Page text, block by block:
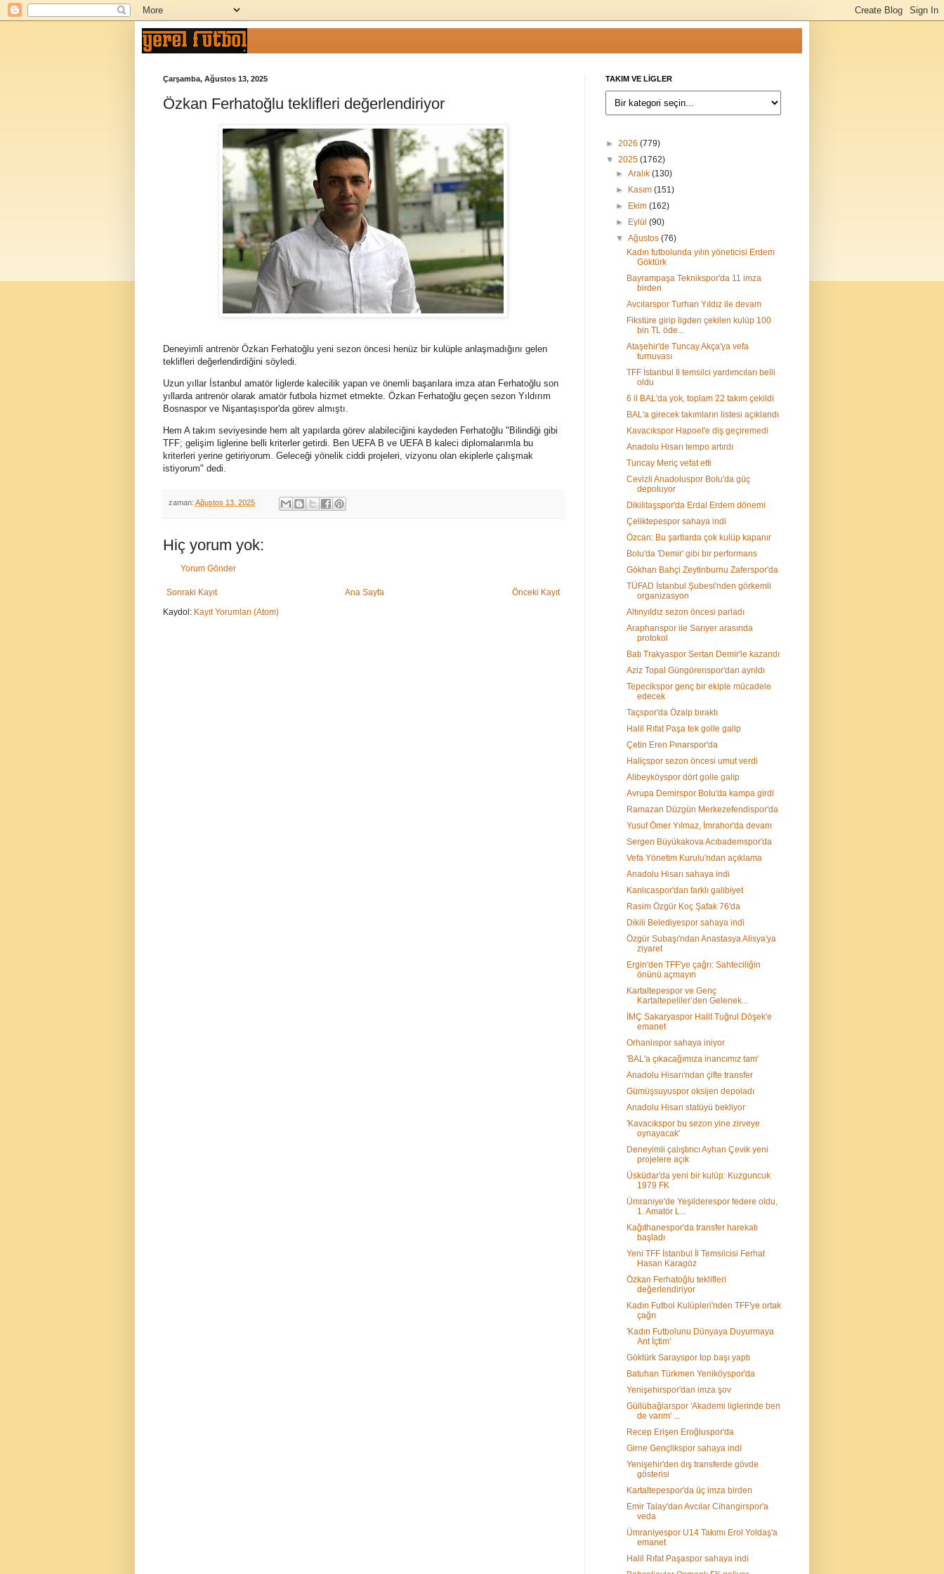
Çarşamba, Ağustos 13, 2025
Özkan Ferhatoğlu teklifleri değerlendiriyor
Deneyimli antrenör Özkan Ferhatoğlu yeni sezon öncesi henüz bir kulüple anlaşmadığını gelen
teklifleri değerlendirdiğini söyledi.
Uzun yıllar İstanbul amatör liglerde kalecilik yapan ve önemli başarılara imza atan Ferhatoğlu son
yıllarda antrenör olarak amatör futbola hizmet etmekte. Özkan Ferhatoğlu geçen sezon Yıldırım
Bosnaspor ve Nişantaşıspor'da görev almıştı.
Hem A takım seviyesinde hem alt yapılarda görev alabileciğini kaydeden Ferhatoğlu "Bilindiği gibi
TFF; gelişim liglerine belli kriterler getirdi. Ben UEFA B ve UEFA B kaleci diplomalarımla bu
kriterleri yerine getiriyorum. Geleceği yönelik ciddi projeleri, vizyonu olan ekiplerle çalışmak
istiyorum" dedi.
zaman: Ağustos 13, 2025
Hiç yorum yok:
Yorum Gönder
Sonraki Kayıt Önceki Kayıt
Ana Sayfa
Kaydol: Kayıt Yorumları (Atom)
TAKIM VE LİGLER
► 2026 (779)
▼ 2025 (1762)
►Aralık(130)
►
Kasım(151)
►
Ekim(162)
►
Eylül(90)
▼Ağustos(76)
Kadın futbolunda yılın yöneticisi Erdem
Göktürk
Bayrampaşa Teknikspor'da 11 imza
birden
Avcılarspor Turhan Yıldız ile devam
Fikstüre girip ligden çekilen kulüp 100
bin TL öde...
Ataşehir'de Tuncay Akça'ya vefa
turnuvası
TFF İstanbul İl temsilci yardımcıları belli
oldu
6 il BAL'da yok, toplam 22 takım çekildi
BAL'a girecek takımların listesi açıklandı
Kavacıkspor Hapoel'e diş geçiremedi
Anadolu Hisarı tempo artırdı
Tuncay Meriç vefat etti
Cevizli Anadoluspor Bolu'da güç
depoluyor
Dikilitaşspor'da Erdal Erdem dönemi
Çeliktepespor sahaya indi
Özcan: Bu şartlarda çok kulüp kapanır
Bolu'da 'Demir' gibi bir performans
Gökhan Bahçi Zeytinburnu Zaferspor'da
TÜFAD İstanbul Şubesi'nden görkemli
organizasyon
Altınyıldız sezon öncesi parladı
Araphanspor ile Sarıyer arasında
protokol
Batı Trakyaspor Sertan Demir'le kazandı
Aziz Topal Güngörenspor'dan ayrıldı
Tepecikspor genç bir ekiple mücadele
edecek
Taçspor'da Özalp bıraktı
Halil Rıfat Paşa tek golle galip
Çetin Eren Pınarspor'da
Haliçspor sezon öncesi umut verdi
Alibeyköyspor dört golle galip
Avrupa Demirspor Bolu'da kampa girdi
Ramazan Düzgün Merkezefendispor'da
Yusuf Ömer Yılmaz, İmrahor'da devam
Sergen Büyükakova Acıbademspor'da
Vefa Yönetim Kurulu'ndan açıklama
Anadolu Hisarı sahaya indi
Kanlıcaspor'dan farklı galibiyet
Rasim Özgür Koç Şafak 76'da
Dikili Belediyespor sahaya indi
Özgür Subaşı'ndan Anastasya Alisya'ya
ziyaret
Ergin'den TFF'ye çağrı: Sahteciliğin
önünü açmayın
Kartaltepespor ve Genç
Kartaltepeliler’den Gelenek...
İMÇ Sakaryaspor Halit Tuğrul Döşek'e
emanet
Orhanlıspor sahaya iniyor
'BAL'a çıkacağımıza inancımız tam'
Anadolu Hisarı'ndan çifte transfer
Gümüşsuyuspor oksijen depoladı
Anadolu Hisarı statüyü bekliyor
'Kavacıkspor bu sezon yine zirveye
oynayacak'
Deneyimli çalıştırıcı Ayhan Çevik yeni
projelere açık
Üsküdar'da yeni bir kulüp: Kuzguncuk
1979 FK
Ümraniye'de Yeşilderespor federe oldu,
1. Amatör L...
Kağıthanespor'da transfer harekatı
başladı
Yeni TFF İstanbul İl Temsilcisi Ferhat
Hasan Karagöz
Özkan Ferhatoğlu teklifleri
değerlendiriyor
Kadın Futbol Kulüpleri'nden TFF'ye ortak
çağrı
'Kadın Futbolunu Dünyaya Duyurmaya
Ant İçtim'
Göktürk Sarayspor top başı yaptı
Batuhan Türkmen Yeniköyspor'da
Yenişehirspor'dan imza şov
Güllübağlarspor 'Akademi liglerinde ben
de varım' ...
Recep Erişen Eroğluspor'da
Girne Gençlikspor sahaya indi
Yenişehir'den dış transferde gövde
gösterisi
Kartaltepespor'da üç imza birden
Emir Talay'dan Avcılar Cihangirspor'a
veda
Ümraniyespor U14 Takımı Erol Yoldaş'a
emanet
Halil Rıfat Paşaspor sahaya indi